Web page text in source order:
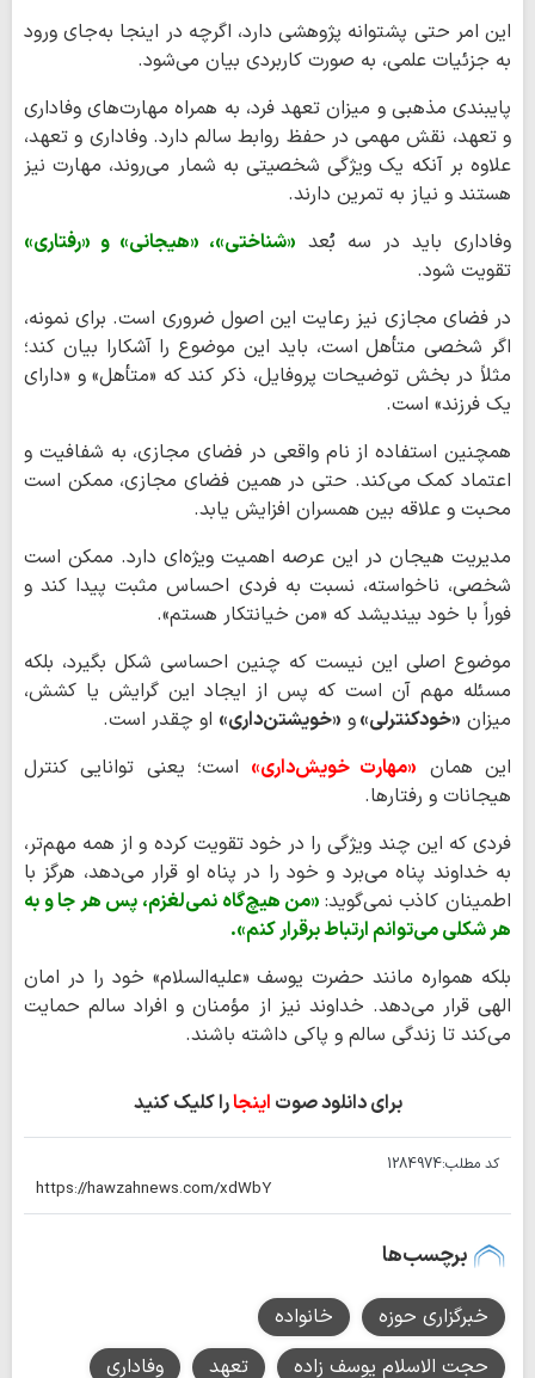
این امر حتی پشتوانه پژوهشی دارد، اگرچه در اینجا به‌جای ورود
به جزئیات علمی، به صورت کاربردی بیان می‌شود.
پایبندی مذهبی و میزان تعهد فرد، به همراه مهارت‌های وفاداری
و تعهد، نقش مهمی در حفظ روابط سالم دارد. وفاداری و تعهد،
علاوه بر آنکه یک ویژگی شخصیتی به شمار می‌روند، مهارت نیز
هستند و نیاز به تمرین دارند.
وفاداری باید در سه بُعد «شناختی»، «هیجانی» و «رفتاری»
تقویت شود.
در فضای مجازی نیز رعایت این اصول ضروری است. برای نمونه،
اگر شخصی متأهل است، باید این موضوع را آشکارا بیان کند؛
مثلاً در بخش توضیحات پروفایل، ذکر کند که «متأهل» و «دارای
یک فرزند» است.
همچنین استفاده از نام واقعی در فضای مجازی، به شفافیت و
اعتماد کمک می‌کند. حتی در همین فضای مجازی، ممکن است
محبت و علاقه بین همسران افزایش یابد.
مدیریت هیجان در این عرصه اهمیت ویژه‌ای دارد. ممکن است
شخصی، ناخواسته، نسبت به فردی احساس مثبت پیدا کند و
فوراً با خود بیندیشد که «من خیانتکار هستم».
موضوع اصلی این نیست که چنین احساسی شکل بگیرد، بلکه
مسئله مهم آن است که پس از ایجاد این گرایش یا کشش،
میزان «خودکنترلی»و «خویشتن‌داری» او چقدر است.
این همان «مهارت خویش‌داری» است؛ یعنی توانایی کنترل
هیجانات و رفتارها.
فردی که این چند ویژگی را در خود تقویت کرده و از همه مهم‌تر،
به خداوند پناه می‌برد و خود را در پناه او قرار می‌دهد، هرگز با
اطمینان کاذب نمی‌گوید: «من هیچ‌گاه نمی‌لغزم، پس هر جا و به
هر شکلی می‌توانم ارتباط برقرار کنم».
بلکه همواره مانند حضرت یوسف «علیه‌السلام» خود را در امان
الهی قرار می‌دهد. خداوند نیز از مؤمنان و افراد سالم حمایت
می‌کند تا زندگی سالم و پاکی داشته باشند.
برای دانلود صوت اینجارا کلیک کنید
کد مطلب:1284974
برچسب‌ها
خبرگزاری حوزه
خانواده
حجت الاسلام یوسف زاده
تعهد
وفاداری